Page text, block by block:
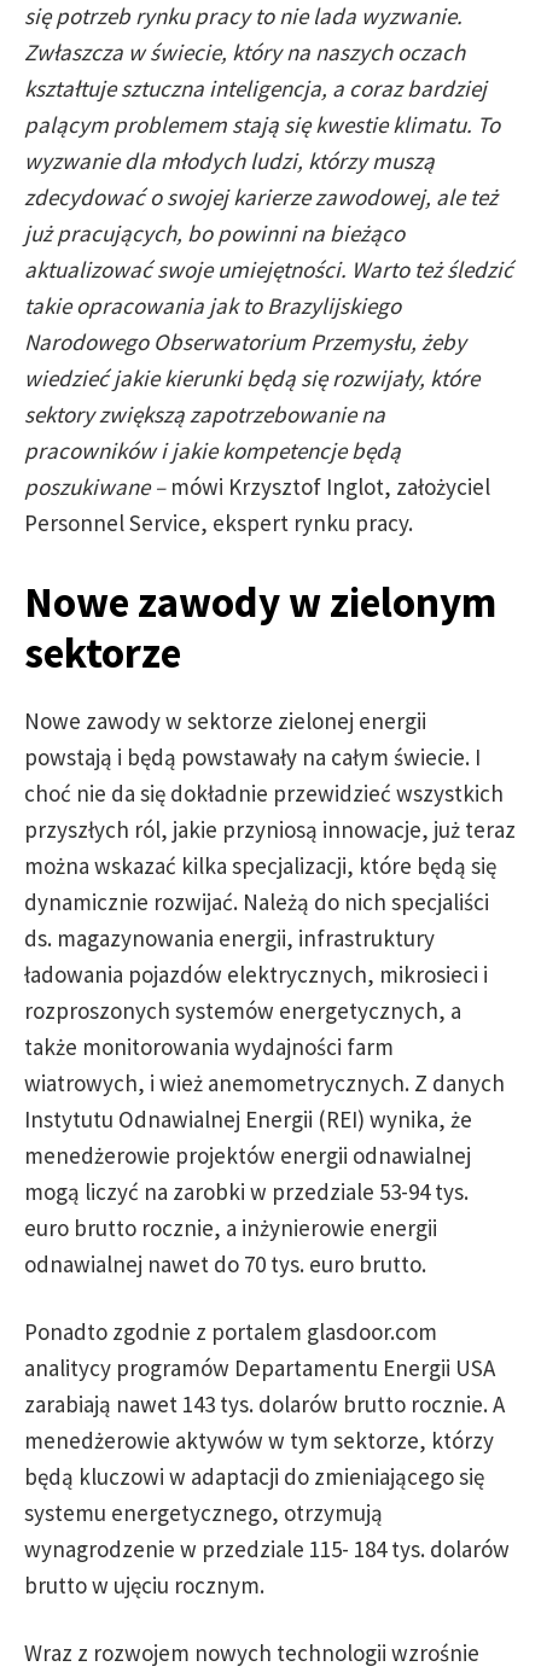
się potrzeb rynku pracy to nie lada wyzwanie.
Zwłaszcza w świecie, który na naszych oczach
kształtuje sztuczna inteligencja, a coraz bardziej
palącym problemem stają się kwestie klimatu. To
wyzwanie dla młodych ludzi, którzy muszą
zdecydować o swojej karierze zawodowej, ale też
już pracujących, bo powinni na bieżąco
aktualizować swoje umiejętności. Warto też śledzić
takie opracowania jak to Brazylijskiego
Narodowego Obserwatorium Przemysłu, żeby
wiedzieć jakie kierunki będą się rozwijały, które
sektory zwiększą zapotrzebowanie na
pracowników i jakie kompetencje będą
poszukiwane –mówi Krzysztof Inglot, założyciel
Personnel Service, ekspert rynku pracy.
Nowe zawody w zielonym
sektorze
Nowe zawody w sektorze zielonej energii
powstają i będą powstawały na całym świecie. I
choć nie da się dokładnie przewidzieć wszystkich
przyszłych ról, jakie przyniosą innowacje, już teraz
można wskazać kilka specjalizacji, które będą się
dynamicznie rozwijać. Należą do nich specjaliści
ds. magazynowania energii, infrastruktury
ładowania pojazdów elektrycznych, mikrosieci i
rozproszonych systemów energetycznych, a
także monitorowania wydajności farm
wiatrowych, i wież anemometrycznych. Z danych
Instytutu Odnawialnej Energii (REI) wynika, że
menedżerowie projektów energii odnawialnej
mogą liczyć na zarobki w przedziale 53-94 tys.
euro brutto rocznie, a inżynierowie energii
odnawialnej nawet do 70 tys. euro brutto.
Ponadto zgodnie z portalem glasdoor.com
analitycy programów Departamentu Energii USA
zarabiają nawet 143 tys. dolarów brutto rocznie. A
menedżerowie aktywów w tym sektorze, którzy
będą kluczowi w adaptacji do zmieniającego się
systemu energetycznego, otrzymują
wynagrodzenie w przedziale 115- 184 tys. dolarów
brutto w ujęciu rocznym.
Wraz z rozwojem nowych technologii wzrośnie